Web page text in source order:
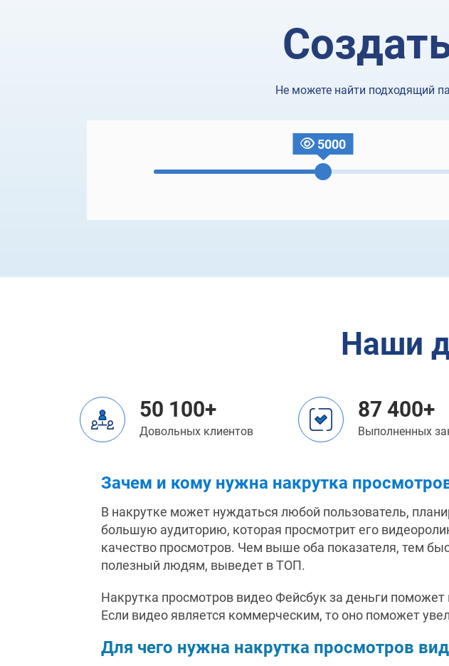
Не можете найти подходящий
5000
Наши
50 100+
Довольных клиентов
87 400+
Выполненных
Зачем и кому нужна накрутка
В накрутке может нуждаться любой пользователь,
большую аудиторию, которая просмотрит его
качество просмотров. Чем выше оба показателя, тем
полезный людям, выведет в ТОП.
Накрутка просмотров видео Фейсбук за деньги
Если видео является коммерческим, то оно поможет
Для чего нужна накрутка просмотров